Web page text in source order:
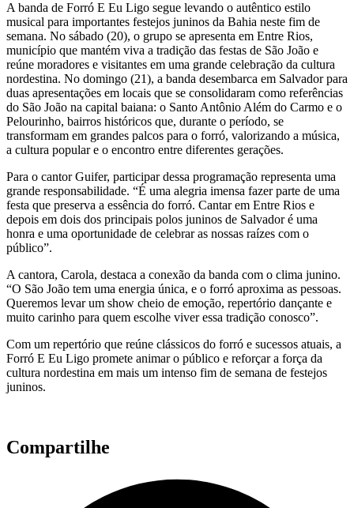
A banda de Forró E Eu Ligo segue levando o autêntico estilo
musical para importantes festejos juninos da Bahia neste fim de
semana. No sábado (20), o grupo se apresenta em Entre Rios,
município que mantém viva a tradição das festas de São João e
reúne moradores e visitantes em uma grande celebração da cultura
nordestina. No domingo (21), a banda desembarca em Salvador para
duas apresentações em locais que se consolidaram como referências
do São João na capital baiana: o Santo Antônio Além do Carmo e o
Pelourinho, bairros históricos que, durante o período, se
transformam em grandes palcos para o forró, valorizando a música,
a cultura popular e o encontro entre diferentes gerações.
Para o cantor Guifer, participar dessa programação representa uma
grande responsabilidade. “É uma alegria imensa fazer parte de uma
festa que preserva a essência do forró. Cantar em Entre Rios e
depois em dois dos principais polos juninos de Salvador é uma
honra e uma oportunidade de celebrar as nossas raízes com o
público”.
A cantora, Carola, destaca a conexão da banda com o clima junino.
“O São João tem uma energia única, e o forró aproxima as pessoas.
Queremos levar um show cheio de emoção, repertório dançante e
muito carinho para quem escolhe viver essa tradição conosco”.
Com um repertório que reúne clássicos do forró e sucessos atuais, a
Forró E Eu Ligo promete animar o público e reforçar a força da
cultura nordestina em mais um intenso fim de semana de festejos
juninos.
Compartilhe